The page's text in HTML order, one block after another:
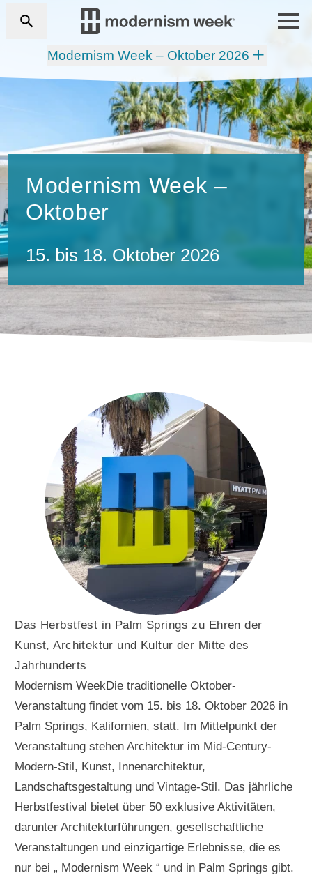
Modernism Week – Oktober 2026
Modernism Week –
Oktober
15. bis 18. Oktober 2026
Das Herbstfest in Palm Springs zu Ehren der
Kunst, Architektur und Kultur der Mitte des
Jahrhunderts
Modernism WeekDie traditionelle Oktober-
Veranstaltung findet vom 15. bis 18. Oktober 2026 in
Palm Springs, Kalifornien, statt. Im Mittelpunkt der
Veranstaltung stehen Architektur im Mid-Century-
Modern-Stil, Kunst, Innenarchitektur,
Landschaftsgestaltung und Vintage-Stil. Das jährliche
Herbstfestival bietet über 50 exklusive Aktivitäten,
darunter Architekturführungen, gesellschaftliche
Veranstaltungen und einzigartige Erlebnisse, die es
nur bei „ Modernism Week “ und in Palm Springs gibt.